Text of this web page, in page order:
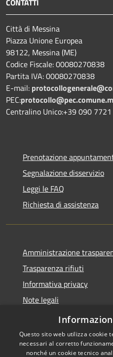
Città di Messina
Piazza Unione Europea
98122, Messina (ME)
Codice Fiscale: 00080270838
Partita IVA: 00080270838
E-mail:
PEC:
Centralino Unico:+39 090 7721
Prenotazione
Segnalazione disservizio
Leggi le FAQ
Richiesta di assistenza
Amministrazione
Trasparenza rifiuti
Informativa privacy
Note legali
Dichiarazione di
Questo sito web utilizza cookie
necessari al corretto
nonché un cookie tecnico